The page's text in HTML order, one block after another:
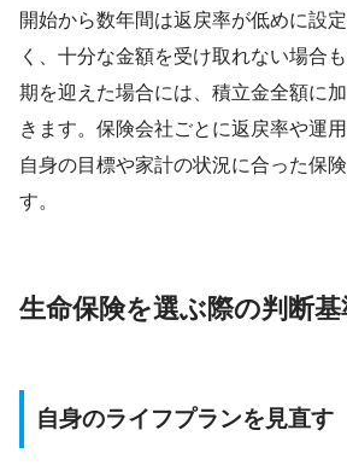
開始から数年間は返戻率が低めに設
く、十分な金額を受け取れない場合
期を迎えた場合には、積立金全額に
きます。保険会社ごとに返戻率や運
自身の目標や家計の状況に合った保
す。
生命保険を選ぶ際の判断
自身のライフプランを見直す